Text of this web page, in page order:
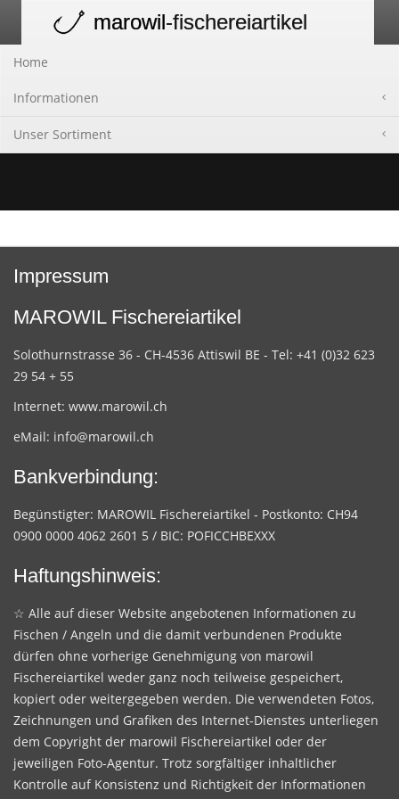
navigation
marowil-fischereiartikel
Home
Informationen
Unser Sortiment
Impressum
MAROWIL Fischereiartikel
Solothurnstrasse 36 - CH-4536 Attiswil BE - Tel: +41 (0)32 623
29 54 + 55
Internet: www.marowil.ch
eMail: info@marowil.ch
Bankverbindung:
Begünstigter: MAROWIL Fischereiartikel - Postkonto: CH94
0900 0000 4062 2601 5 / BIC: POFICCHBEXXX
Haftungshinweis:
☆ Alle auf dieser Website angebotenen Informationen zu
Fischen / Angeln und die damit verbundenen Produkte
dürfen ohne vorherige Genehmigung von marowil
Fischereiartikel weder ganz noch teilweise gespeichert,
kopiert oder weitergegeben werden. Die verwendeten Fotos,
Zeichnungen und Grafiken des Internet-Dienstes unterliegen
dem Copyright der marowil Fischereiartikel oder der
jeweiligen Foto-Agentur. Trotz sorgfältiger inhaltlicher
Kontrolle auf Konsistenz und Richtigkeit der Informationen